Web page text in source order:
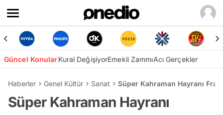
Güncel KonularKural DeğişiyorEmekli ZammıAcı Gerçekler
Haberler Genel Kültür Sanat Süper Kahraman Hayranı
Süper Kahraman Hayranı